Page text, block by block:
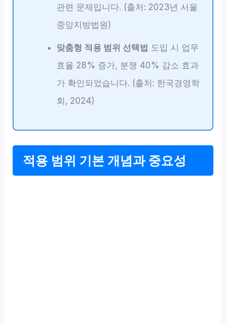
관련 문제입니다. (출처: 2023년 서울
중앙지방법원)
맞춤형 적용 범위 선택법 도입 시 업무
효율 28% 증가, 분쟁 40% 감소 효과
가 확인되었습니다. (출처: 한국경영학
회, 2024)
적용 범위 기본 개념과 중요성